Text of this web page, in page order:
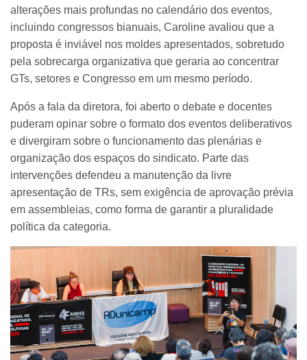
alterações mais profundas no calendário dos eventos,
incluindo congressos bianuais, Caroline avaliou que a
proposta é inviável nos moldes apresentados, sobretudo
pela sobrecarga organizativa que geraria ao concentrar
GTs, setores e Congresso em um mesmo período.
Após a fala da diretora, foi aberto o debate e docentes
puderam opinar sobre o formato dos eventos deliberativos
e divergiram sobre o funcionamento das plenárias e
organização dos espaços do sindicato. Parte das
intervenções defendeu a manutenção da livre
apresentação de TRs, sem exigência de aprovação prévia
em assembleias, como forma de garantir a pluralidade
política da categoria.